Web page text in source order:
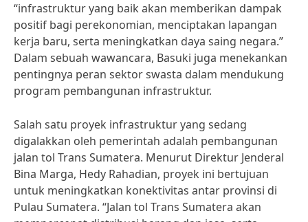
“infrastruktur yang baik akan memberikan dampak
positif bagi perekonomian, menciptakan lapangan
kerja baru, serta meningkatkan daya saing negara.”
Dalam sebuah wawancara, Basuki juga menekankan
pentingnya peran sektor swasta dalam mendukung
program pembangunan infrastruktur.
Salah satu proyek infrastruktur yang sedang
digalakkan oleh pemerintah adalah pembangunan
jalan tol Trans Sumatera. Menurut Direktur Jenderal
Bina Marga, Hedy Rahadian, proyek ini bertujuan
untuk meningkatkan konektivitas antar provinsi di
Pulau Sumatera. “Jalan tol Trans Sumatera akan